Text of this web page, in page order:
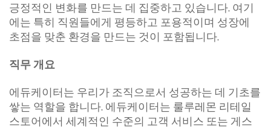
긍정적인 변화를 만드는 데 집중하고 있습니다. 여기
에는 특히 직원들에게 평등하고 포용적이며 성장에
초점을 맞춘 환경을 만드는 것이 포함됩니다.
직무 개요
에듀케이터는 우리가 조직으로서 성공하는 데 기초를
쌓는 역할을 합니다. 에듀케이터는 룰루레몬 리테일
스토어에서 세계적인 수준의 고객 서비스 또는 게스